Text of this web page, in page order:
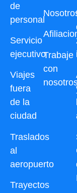
de
personal
Servicio
ejecutivo
Viajes
fuera
de la
ciudad
Traslados
al
aeropuerto
Trayectos
Trabaje
con